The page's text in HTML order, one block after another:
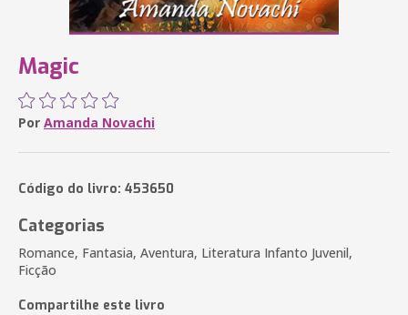
Magic
Por Amanda Novachi
Código do livro: 453650
Categorias
Romance, Fantasia, Aventura, Literatura Infanto Juvenil,
Ficção
Compartilhe este livro